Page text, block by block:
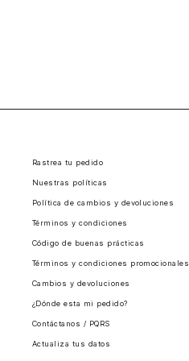
Rastrea tu pedido
Nuestras políticas
Política de cambios y devoluciones
Términos y condiciones
Código de buenas prácticas
Términos y condiciones promocionales
Cambios y devoluciones
¿Dónde esta mi pedido?
Contáctanos / PQRS
Actualiza tus datos